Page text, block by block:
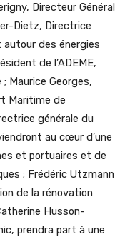
Directeur Général
Dietz, Directrice
autour des énergies
de l’ADEME,
Maurice Georges,
Maritime de
générale du
au cœur d’une
et portuaires et de
; Frédéric Utzmann
de la rénovation
Husson-
prendra part à une